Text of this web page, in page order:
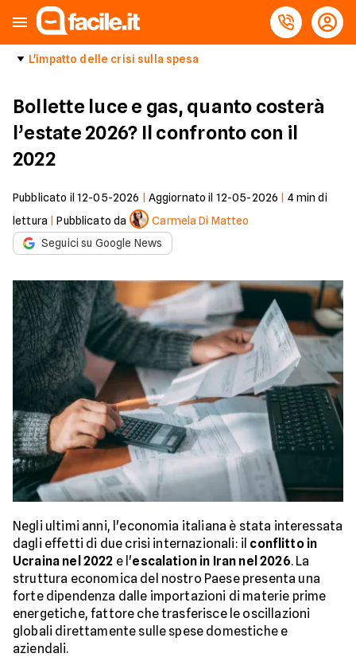
L'impatto delle crisi sulla spesa
Bollette luce e gas, quanto costerà
l’estate 2026? Il confronto con il
2022
Pubblicato il 12-05-2026 Aggiornato il 12-05-2026 4min di
lettura |Pubblicato da
Carmela Di Matteo
Seguici su Google News
Negli ultimi anni, l'economia italiana è stata interessata
dagli effetti di due crisi internazionali: il conflitto in
Ucraina nel 2022 e l'escalation in Iran nel 2026. La
struttura economica del nostro Paese presenta una
forte dipendenza dalle importazioni di materie prime
energetiche, fattore che trasferisce le oscillazioni
globali direttamente sulle spese domestiche e
aziendali.